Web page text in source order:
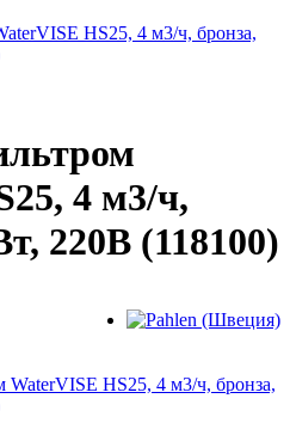
HS25, 4 м3/ч, бронза,
4 м3/ч,
220В (118100)